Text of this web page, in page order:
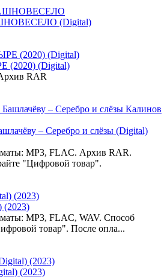
(Digital)
(Digital)
RAR
– Серебро и слёзы (Digital)
MP3, FLAC. Архив RAR.
"Цифровой товар".
(2023)
MP3, FLAC, WAV. Способ
товар". После опла...
(2023)